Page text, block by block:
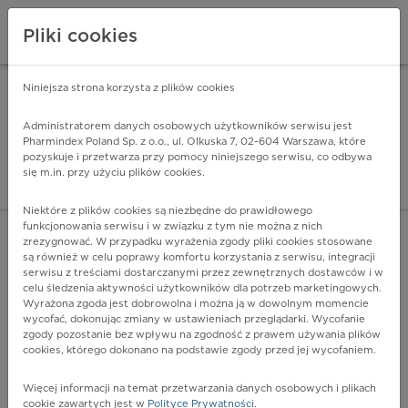
Pharmindex - lider
ZALOGUJ SIĘ
C61 - Nowotwór złośliwy gruczołu krokowego
Więcej na lekiicd10.pl
Pliki cookies
Niniejsza strona korzysta z plików cookies
Administratorem danych osobowych użytkowników serwisu jest
Pharmindex Poland Sp. z o.o., ul. Olkuska 7, 02-604 Warszawa, które
pozyskuje i przetwarza przy pomocy niniejszego serwisu, co odbywa
się m.in. przy użyciu plików cookies.
Niektóre z plików cookies są niezbędne do prawidłowego
funkcjonowania serwisu i w związku z tym nie można z nich
zrezygnować. W przypadku wyrażenia zgody pliki cookies stosowane
są również w celu poprawy komfortu korzystania z serwisu, integracji
serwisu z treściami dostarczanymi przez zewnętrznych dostawców i w
celu śledzenia aktywności użytkowników dla potrzeb marketingowych.
Wyrażona zgoda jest dobrowolna i można ją w dowolnym momencie
wycofać, dokonując zmiany w ustawieniach przeglądarki. Wycofanie
zgody pozostanie bez wpływu na zgodność z prawem używania plików
cookies, którego dokonano na podstawie zgody przed jej wycofaniem.
Więcej informacji na temat przetwarzania danych osobowych i plikach
cookie zawartych jest w Polityce Prywatności.
ZA DARMO - w Google Play INSTALUJ